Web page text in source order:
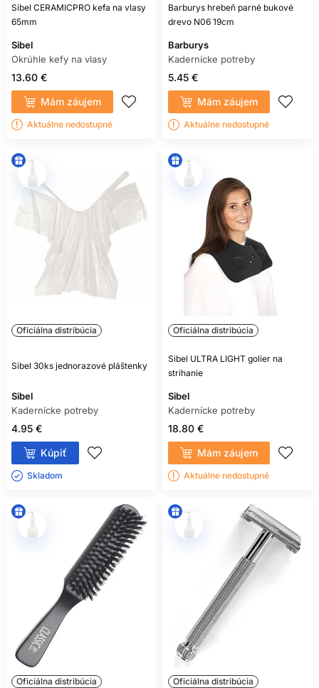
Sibel CERAMICPRO kefa na vlasy
65mm
Sibel
Okrúhle kefy na vlasy
13.60 €
Mám záujem
Aktuálne nedostupné
Barburys hrebeň parné bukové
drevo N06 19cm
Barburys
Kadernícke potreby
5.45 €
Mám záujem
Aktuálne nedostupné
Oficiálna distribúcia
Sibel 30ks jednorazové pláštenky
Sibel
Kadernícke potreby
4.95 €
Kúpiť
Skladom ㅤ
Oficiálna distribúcia
Sibel ULTRA LIGHT golier na
strihanie
Sibel
Kadernícke potreby
18.80 €
Mám záujem
Aktuálne nedostupné
Oficiálna distribúcia Oficiálna distribúcia